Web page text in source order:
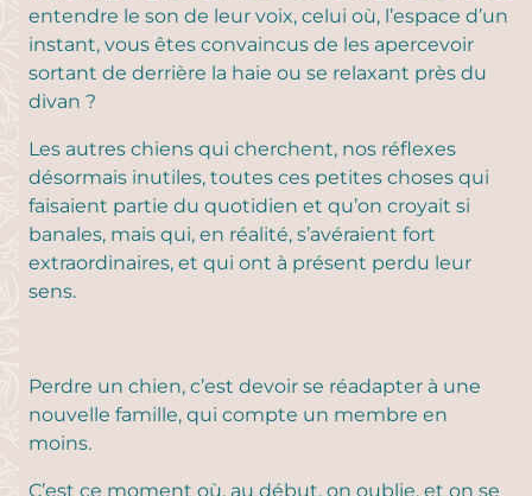
entendre le son de leur voix, celui où, l’espace d’un
instant, vous êtes convaincus de les apercevoir
sortant de derrière la haie ou se relaxant près du
divan ?
Les autres chiens qui cherchent, nos réflexes
désormais inutiles, toutes ces petites choses qui
faisaient partie du quotidien et qu’on croyait si
banales, mais qui, en réalité, s’avéraient fort
extraordinaires, et qui ont à présent perdu leur
sens.
Perdre un chien, c’est devoir se réadapter à une
nouvelle famille, qui compte un membre en
moins.
C’est ce moment où, au début, on oublie, et on se